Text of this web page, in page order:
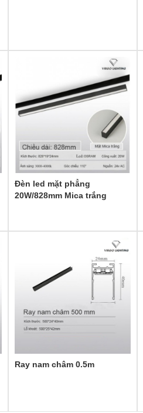
Đèn led mặt phẳng
20W/828mm Mica trắng
Ray nam châm 0.5m